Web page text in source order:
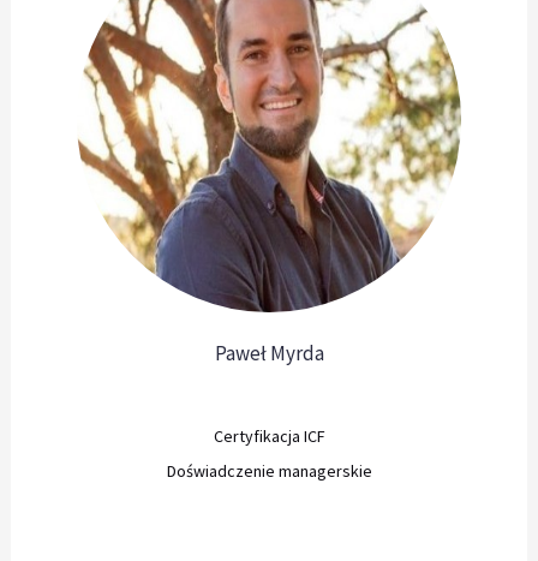
Paweł Myrda
Certyfikacja ICF
Doświadczenie managerskie